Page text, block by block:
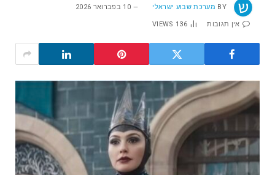
BY מערכת שבוע ישראלי 10 בפברואר 2026
אין תגובות 136
VIEWS